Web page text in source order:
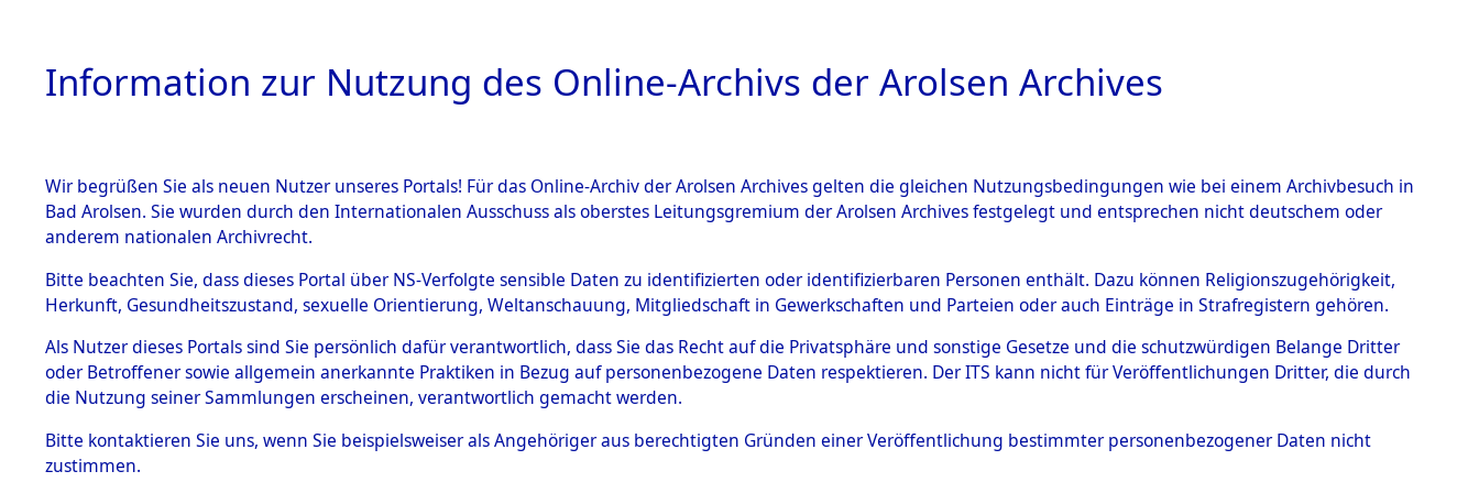
HOME BESTANDSBESCHREIBUNG ARCHIVALE ÜBERSICHT BILD
BESTÄNDE
Inhaftierungsdoku
mente
5. Verschiedenes
Todesmärsche
5.3.1 Alliierte
Nordrhein-Westfalen→Kreis Geilenkirchen-Heinsberg→0003
(101103576)
0003 (101103576)
Information zur Nutzung des Online-Archivs der Arolsen Archives
Wir begrüßen Sie als neuen Nutzer unseres Portals! Für das Online-Archiv der Arolsen Archives gelten die gleichen Nutzungsbedingungen wie bei einem Archivbesuch in
Bad Arolsen. Sie wurden durch den Internationalen Ausschuss als oberstes Leitungsgremium der Arolsen Archives festgelegt und entsprechen nicht deutschem oder
anderem nationalen Archivrecht.
Bitte beachten Sie, dass dieses Portal über NS-Verfolgte sensible Daten zu identifizierten oder identifizierbaren Personen enthält. Dazu können Religionszugehörigkeit,
Herkunft, Gesundheitszustand, sexuelle Orientierung, Weltanschauung, Mitgliedschaft in Gewerkschaften und Parteien oder auch Einträge in Strafregistern gehören.
Als Nutzer dieses Portals sind Sie persönlich dafür verantwortlich, dass Sie das Recht auf die Privatsphäre und sonstige Gesetze und die schutzwürdigen Belange Dritter
oder Betroffener sowie allgemein anerkannte Praktiken in Bezug auf personenbezogene Daten respektieren. Der ITS kann nicht für Veröffentlichungen Dritter, die durch
die Nutzung seiner Sammlungen erscheinen, verantwortlich gemacht werden.
Bitte kontaktieren Sie uns, wenn Sie beispielsweiser als Angehöriger aus berechtigten Gründen einer Veröffentlichung bestimmter personenbezogener Daten nicht
zustimmen.